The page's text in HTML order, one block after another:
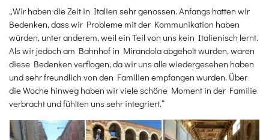
„Wir haben die Zeit in Italien sehr genossen. Anfangs hatten wir
Bedenken, dass wir Probleme mit der Kommunikation haben
würden, unter anderem, weil ein Teil von uns kein Italienisch lernt.
Als wir jedoch am Bahnhof in Mirandola abgeholt wurden, waren
diese Bedenken verflogen, da wir uns alle wiedergesehen haben
und sehr freundlich von den Familien empfangen wurden. Über
die Woche hinweg haben wir viele schöne Moment in der Familie
verbracht und fühlten uns sehr integriert.“